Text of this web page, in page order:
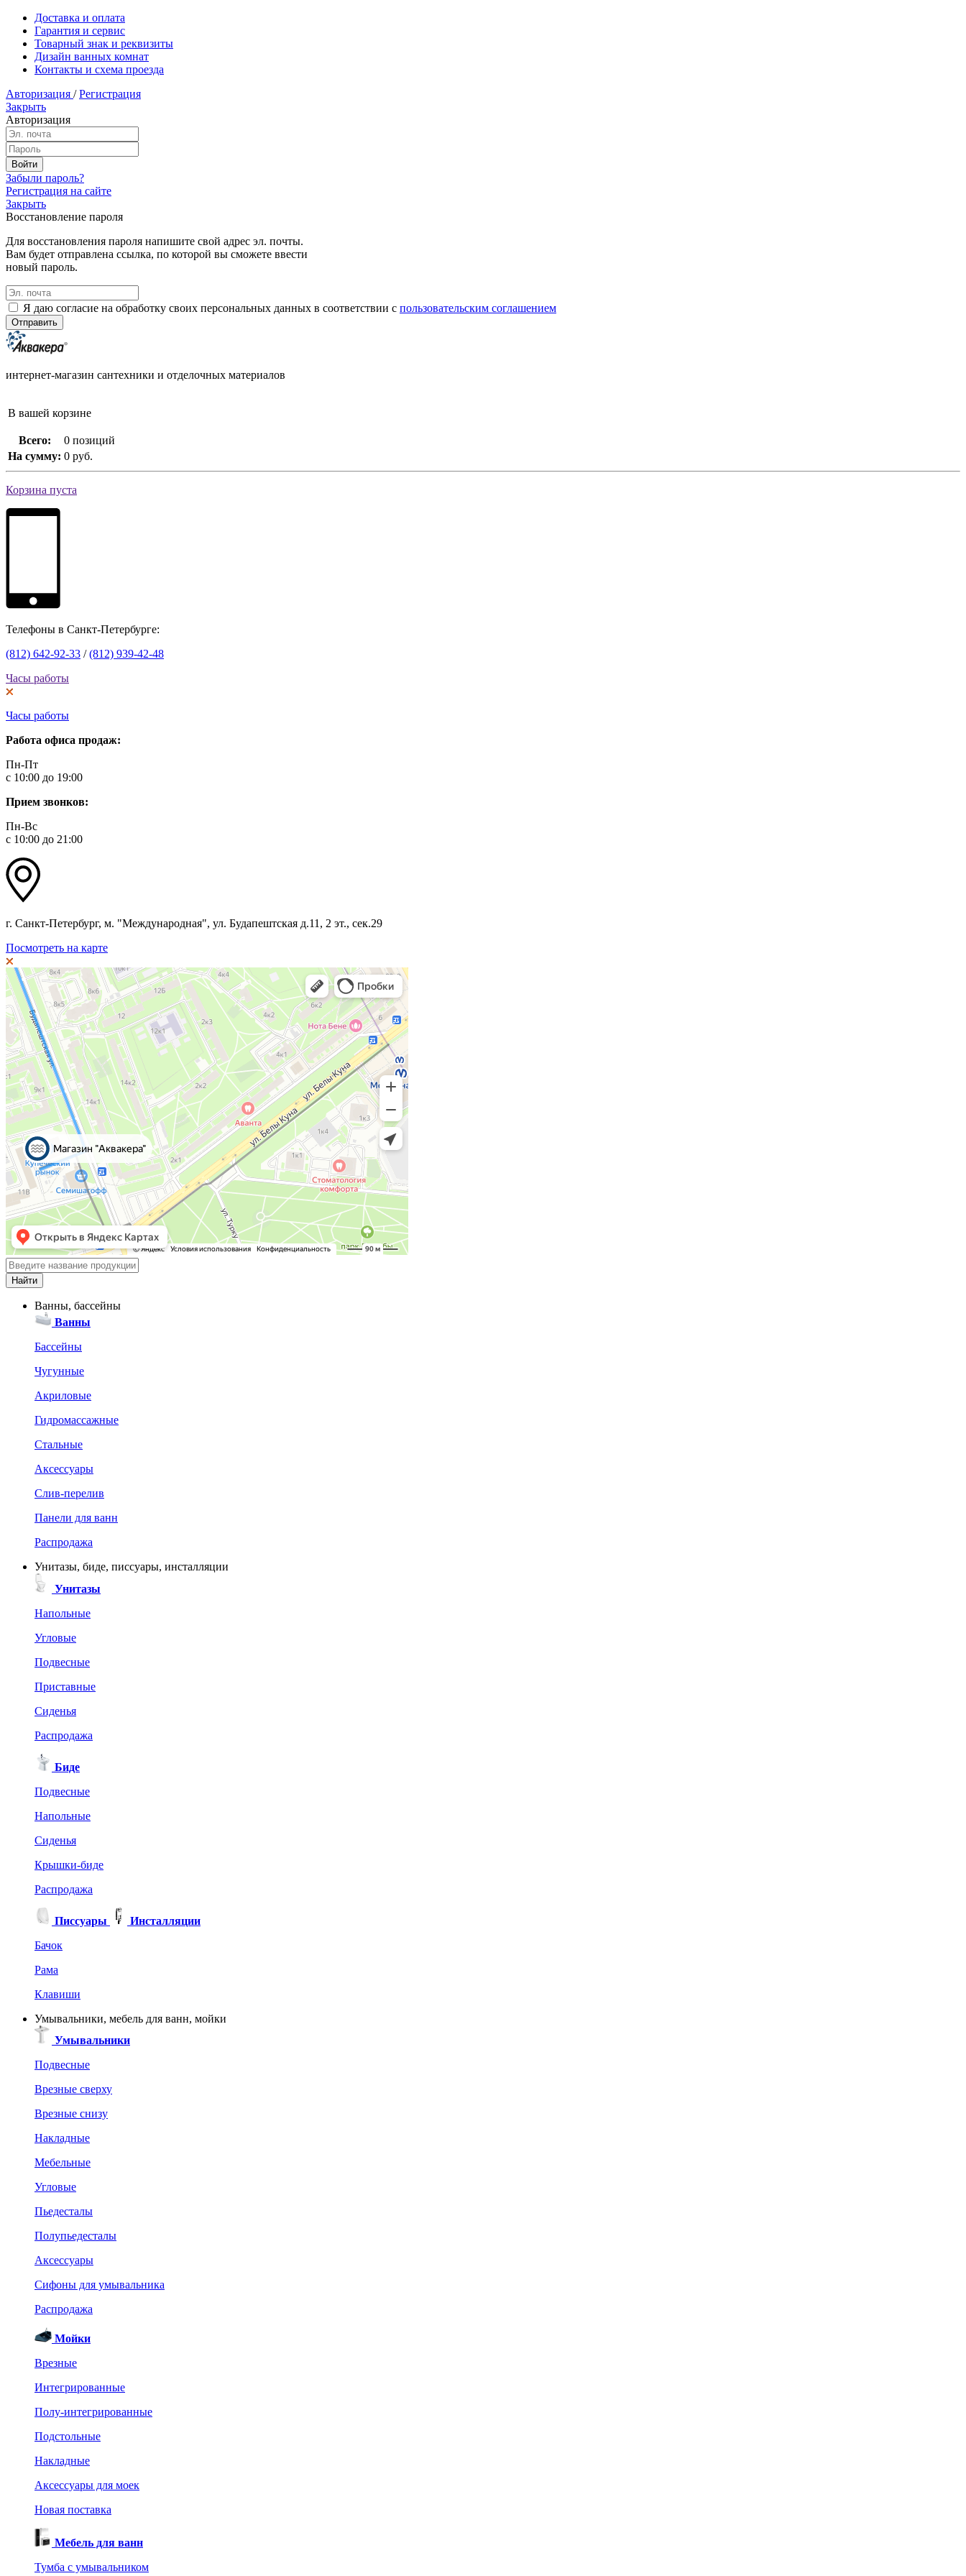
Доставка и оплата
Гарантия и сервис
Товарный знак и реквизиты
Дизайн ванных комнат
Контакты и схема проезда
Авторизация / Регистрация
Закрыть
Авторизация
Забыли пароль?
Регистрация на сайте
Закрыть
Восстановление пароля
Для восстановления пароля напишите свой адрес эл. почты.
Вам будет отправлена ссылка, по которой вы сможете ввести
новый пароль.
Я даю согласие на обработку своих персональных данных в соответствии с пользовательским соглашением
интернет-магазин сантехники и отделочных материалов
В вашей корзине
Всего:
0 позиций
На сумму: 0 руб.
Корзина пуста
Телефоны в Санкт-Петербурге:
(812) 642-92-33 /(812) 939-42-48
Часы работы
Часы работы
Работа офиса продаж:
Пн-Пт
с 10:00 до 19:00
Прием звонков:
Пн-Вс
с 10:00 до 21:00
г. Санкт-Петербург, м. "Международная", ул. Будапештская д.11, 2 эт., сек.29
Посмотреть на карте
Ванны, бассейны
Ванны
Бассейны
Чугунные
Акриловые
Гидромассажные
Стальные
Аксессуары
Слив-перелив
Панели для ванн
Распродажа
Унитазы, биде, писсуары, инсталляции
Унитазы
Напольные
Угловые
Подвесные
Приставные
Сиденья
Распродажа
Биде
Подвесные
Напольные
Сиденья
Крышки-биде
Распродажа
Писсуары
Инсталляции
Бачок
Рама
Клавиши
Умывальники, мебель для ванн, мойки
Умывальники
Подвесные
Врезные сверху
Врезные снизу
Накладные
Мебельные
Угловые
Пьедесталы
Полупьедесталы
Аксессуары
Сифоны для умывальника
Распродажа
Мойки
Врезные
Интегрированные
Полу-интегрированные
Подстольные
Накладные
Аксессуары для моек
Новая поставка
Мебель для ванн
Тумба с умывальником